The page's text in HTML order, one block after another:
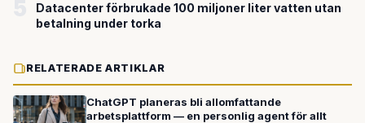
Datacenter förbrukade 100 miljoner liter vatten utan
betalning under torka
RELATERADE ARTIKLAR
ChatGPT planeras bli allomfattande
arbetsplattform — en personlig agent för allt